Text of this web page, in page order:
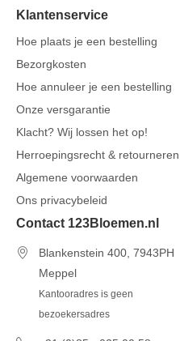
Klantenservice
Hoe plaats je een bestelling
Bezorgkosten
Hoe annuleer je een bestelling
Onze versgarantie
Klacht? Wij lossen het op!
Herroepingsrecht & retourneren
Algemene voorwaarden
Ons privacybeleid
Contact 123Bloemen.nl
Blankenstein 400, 7943PH
Meppel
Kantooradres is geen
bezoekersadres